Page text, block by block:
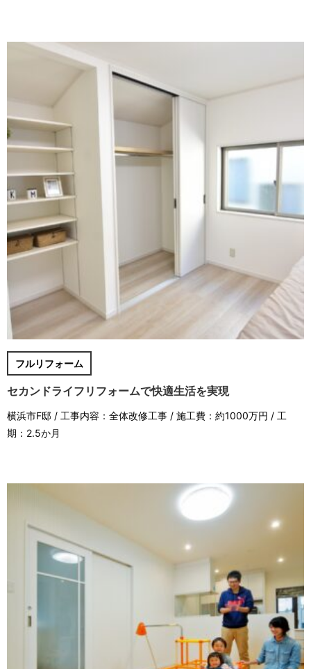
フルリフォーム
セカンドライフリフォームで快適生活を実現
横浜市F邸 / 工事内容：全体改修工事 / 施工費：約1000万円 / 工
期：2.5か月